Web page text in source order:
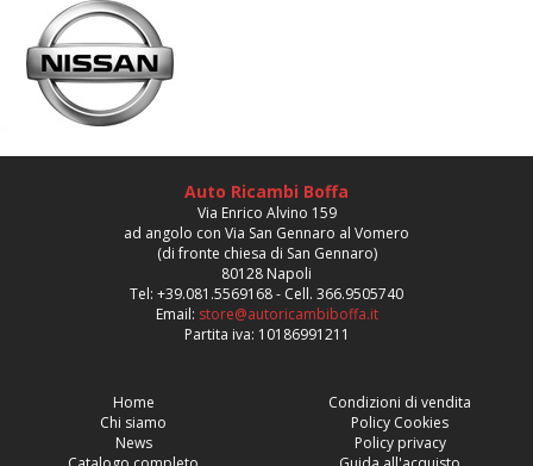
Auto Ricambi Boffa
Via Enrico Alvino 159
ad angolo con Via San Gennaro al Vomero
(di fronte chiesa di San Gennaro)
80128 Napoli
Tel: +39.081.5569168 - Cell. 366.9505740
Email: store@autoricambiboffa.it
Partita iva: 10186991211
Home
Chi siamo
News
Condizioni di vendita
Policy Cookies
Policy privacy